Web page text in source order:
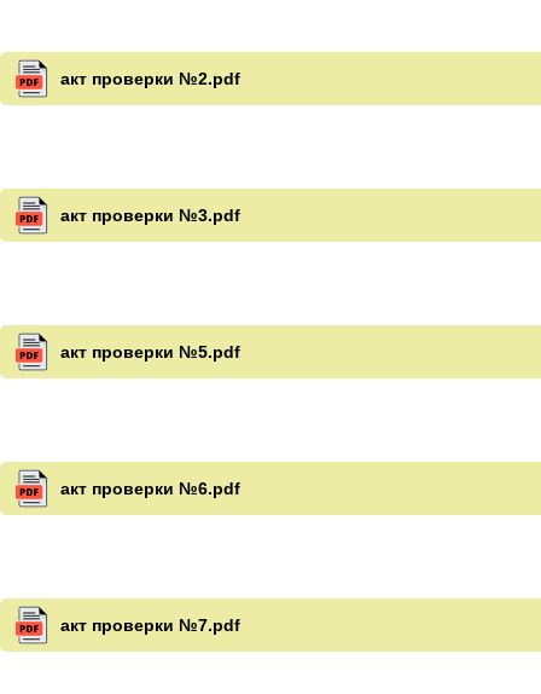
акт проверки №2.pdf
акт проверки №3.pdf
акт проверки №5.pdf
акт проверки №6.pdf
акт проверки №7.pdf